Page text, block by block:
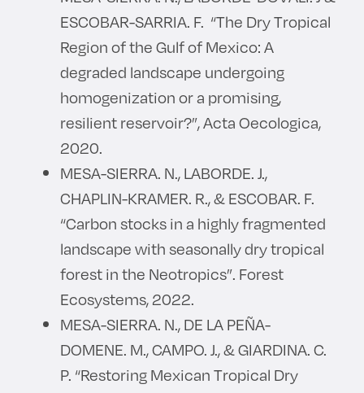
ESCOBAR-SARRIA. F. “The Dry Tropical
Region of the Gulf of Mexico: A
degraded landscape undergoing
homogenization or a promising,
resilient reservoir?”, Acta Oecologica,
2020.
MESA-SIERRA. N., LABORDE. J.,
CHAPLIN-KRAMER. R., & ESCOBAR. F.
“Carbon stocks in a highly fragmented
landscape with seasonally dry tropical
forest in the Neotropics”. Forest
Ecosystems, 2022.
MESA-SIERRA. N., DE LA PEÑA-
DOMENE. M., CAMPO. J., & GIARDINA. C.
P. “Restoring Mexican Tropical Dry